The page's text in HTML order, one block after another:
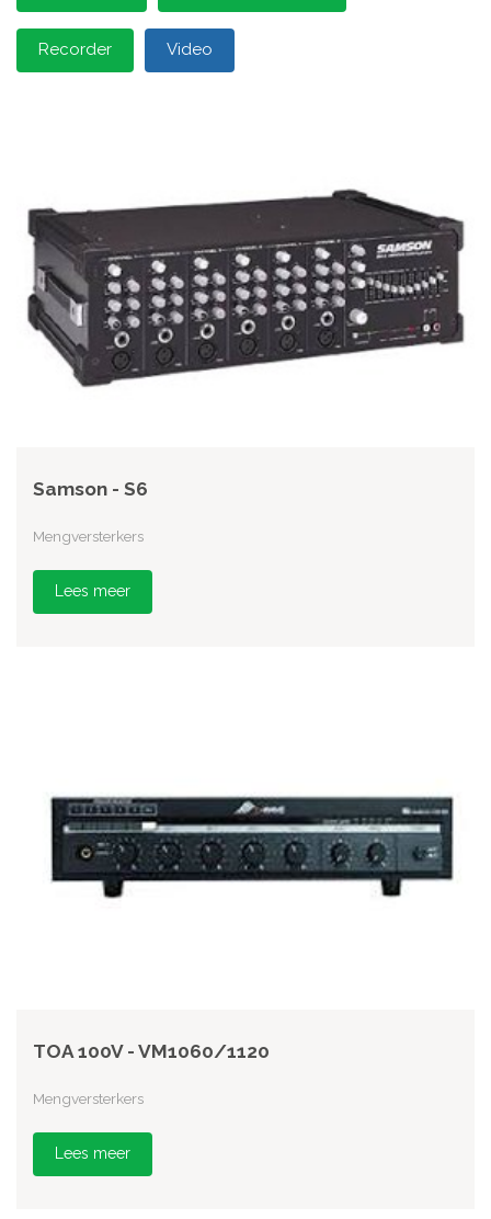
Recorder Video
Samson - S6
Mengversterkers
Lees meer
TOA 100V - VM1060/1120
Mengversterkers
Lees meer